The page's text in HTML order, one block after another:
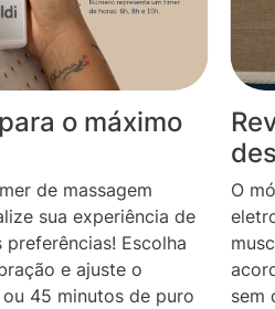
o máximo
de massagem
sua experiência de
Escolha
e ajuste o
45 minutos de puro
O
sem